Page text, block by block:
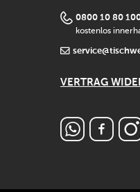
0800 10 80
kostenlos
VERTRAG